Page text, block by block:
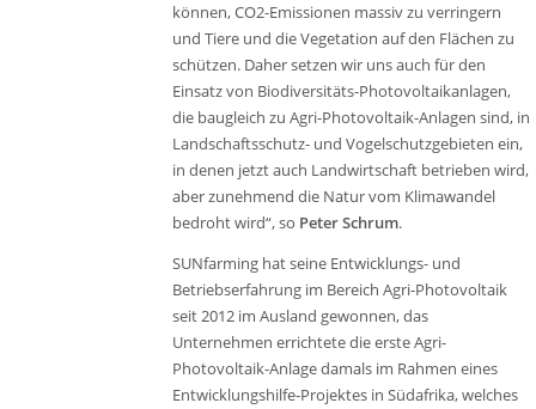
können, CO2-Emissionen massiv zu verringern
und Tiere und die Vegetation auf den Flächen zu
schützen. Daher setzen wir uns auch für den
Einsatz von Biodiversitäts-Photovoltaikanlagen,
die baugleich zu Agri-Photovoltaik-Anlagen sind, in
Landschaftsschutz- und Vogelschutzgebieten ein,
in denen jetzt auch Landwirtschaft betrieben wird,
aber zunehmend die Natur vom Klimawandel
bedroht wird“, so Peter Schrum.
SUNfarming hat seine Entwicklungs- und
Betriebserfahrung im Bereich Agri-Photovoltaik
seit 2012 im Ausland gewonnen, das
Unternehmen errichtete die erste Agri-
Photovoltaik-Anlage damals im Rahmen eines
Entwicklungshilfe-Projektes in Südafrika, welches